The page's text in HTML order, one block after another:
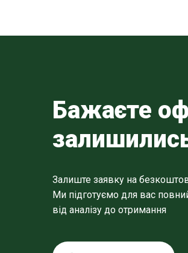
Бажаєте
Залиште заявку на
Ми підготуємо для вас
від аналізу до отримання